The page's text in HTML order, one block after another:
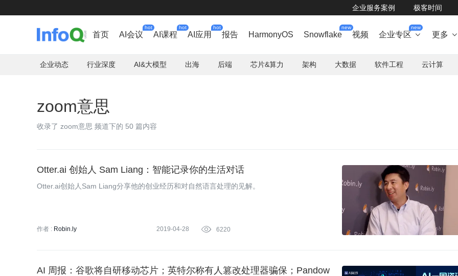
企业服务案例 极客时间
首页 AI会议
hot
AI课程
hot
AI应用
hot
报告 HarmonyOS Snowflake
new
视频 企业专区
new
 更多 
企业动态 行业深度 AI&大模型 出海 后端 芯片&算力 架构 大数据 软件工程 云计算
zoom意思
收录了 zoom意思 频道下的 50 篇内容
Otter.ai 创始人 Sam Liang：智能记录你的生活对话
Otter.ai创始人Sam Liang分享他的创业经历和对自然语言处理的见解。
作者 : Robin.ly 2019-04-28  6220
AI 周报：谷歌将自研移动芯片；英特尔称有人篡改处理器骗保；Pandow